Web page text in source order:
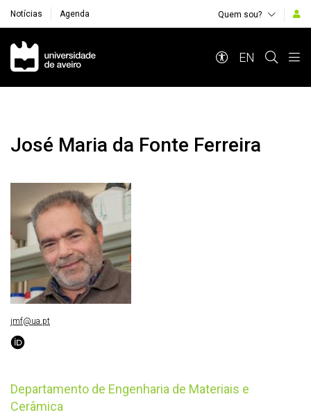
Notícias Agenda Quem sou?
Navegação Principal
EN
José Maria da Fonte Ferreira
Departamento de Engenharia de Materiais e
Cerâmica
jmf@ua.pt